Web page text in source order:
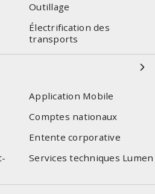
Outillage
Électrification des
transports
Application Mobile
Comptes nationaux
Entente corporative
Services techniques Lumen